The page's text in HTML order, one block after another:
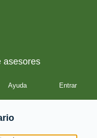
asesores
Ayuda